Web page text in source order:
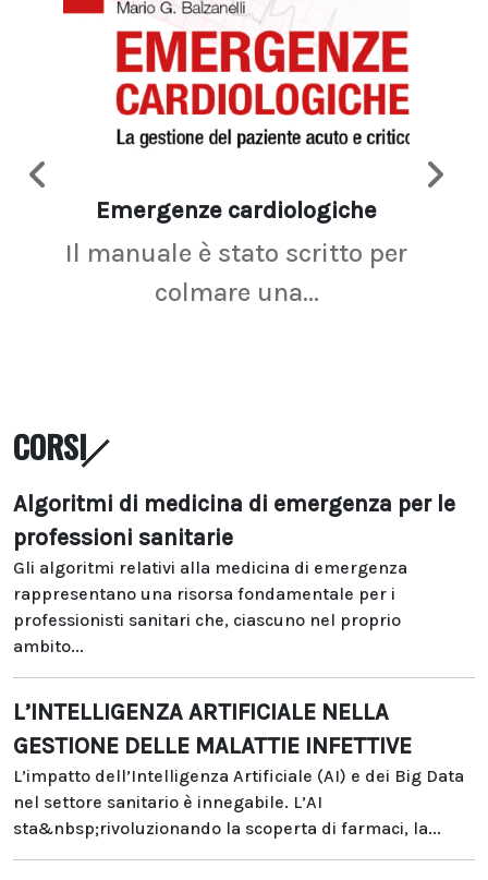
Emergenze cardiologiche
Il manuale è stato scritto per
colmare una...
CORSI
Algoritmi di medicina di emergenza per le
professioni sanitarie
Gli algoritmi relativi alla medicina di emergenza
rappresentano una risorsa fondamentale per i
professionisti sanitari che, ciascuno nel proprio
ambito...
L’INTELLIGENZA ARTIFICIALE NELLA
GESTIONE DELLE MALATTIE INFETTIVE
L’impatto dell’Intelligenza Artificiale (AI) e dei Big Data
nel settore sanitario è innegabile. L’AI
sta&nbsp;rivoluzionando la scoperta di farmaci, la...